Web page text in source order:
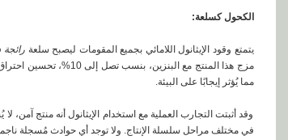
الكحول كسلعة:
يتمتع وقود الإيثانول اللامائي بجميع المقومات ليصبح سلعة رائجة
مزج هذا المنتج مع
مما يُؤثر إيجابًا على البيئة.
وقد أثبتت التجارب العملية مع استخدام الإيثانول أنه منتج
في مختلف مراحل سلسلة الإنتاج. ولا توجد أي حوادث مُسجلة